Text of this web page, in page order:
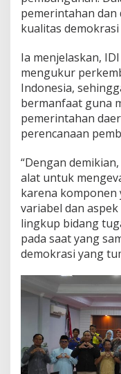
pemerintahan dan
kualitas
Ia menjelaskan,
mengukur
Indonesia,
bermanfaat guna
pemerintahan
perencanaan
“Dengan
alat untuk
karena
variabel dan
lingkup bidang
pada saat yang
demokrasi yang